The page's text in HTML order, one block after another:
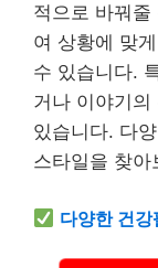
적으로 바꿔
여 상황에 맞
수 있습니다.
거나 이야기
있습니다. 다
스타일을 찾아
다양한 건강